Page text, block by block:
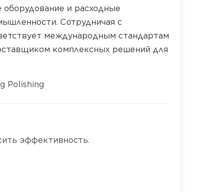
оборудование и расходные
Сотрудничая с
международным стандартам
комплексных решений для
Polishing
эффективность.